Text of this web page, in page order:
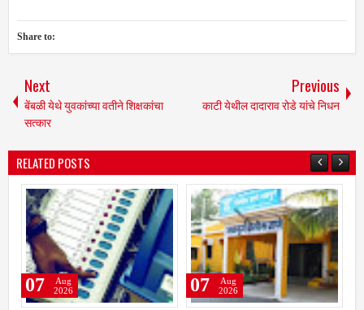
Share to:
Next
बेंबळी येथे युवकांच्या वतीने शिक्षकांचा
सत्कार
Previous
काटी येथील दादाराव रोडे यांचे निधन
RELATED POSTS
07
Aug
2026
06
Aug
2026